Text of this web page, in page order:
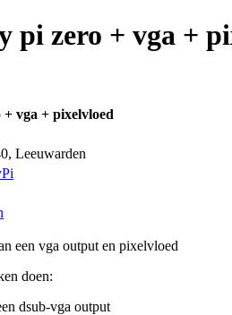
pi zero + vga +
vga + pixelvloed
Leeuwarden
een vga output en pixelvloed
doen:
dsub-vga output